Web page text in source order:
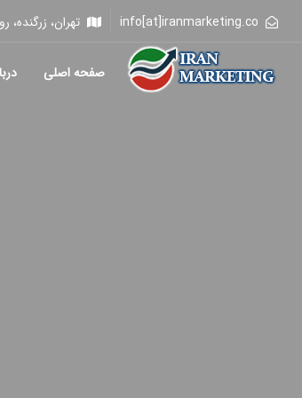
info[at]iranmarketing.co تهران، زرگنده،
صفحه اصلی